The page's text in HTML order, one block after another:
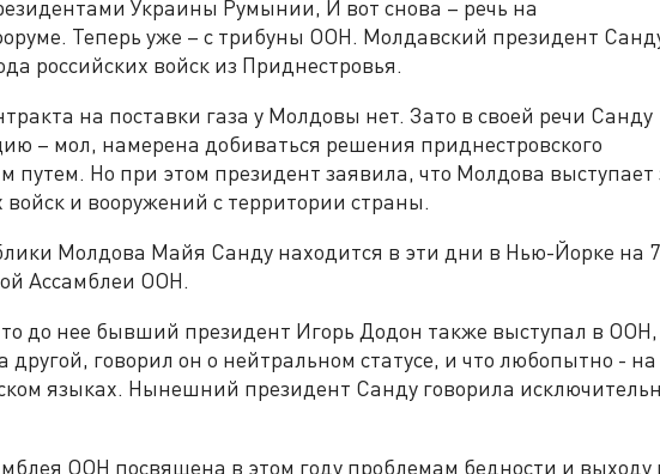
Украины Румынии, И вот снова – речь на
Теперь уже – с трибуны ООН. Молдавский президент
российских войск из Приднестровья.
на поставки газа у Молдовы нет. Зато в своей речи Санду
– мол, намерена добиваться решения приднестровского
путем. Но при этом президент заявила, что Молдова выступает
войск и вооружений с территории страны.
Молдова Майя Санду находится в эти дни в Нью-Йорке на
Ассамблеи ООН.
до нее бывший президент Игорь Додон также выступал в
другой, говорил он о нейтральном статусе, и что любопытно - на
языках. Нынешний президент Санду говорила
ООН посвящена в этом году проблемам бедности и выходу